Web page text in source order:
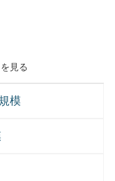
見る
模